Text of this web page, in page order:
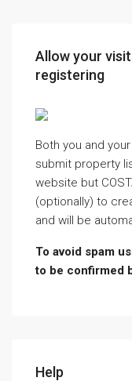
Allow your
registering
Both you and
submit property
website but
(optionally) to
and will be
To avoid spam
to be confirmed
Help